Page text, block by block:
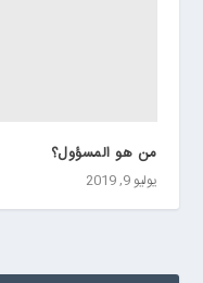
من هو المسؤول؟
يوليو 9, 2019